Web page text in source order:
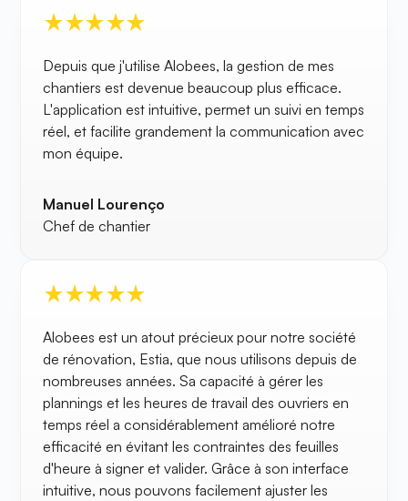
Depuis que j'utilise Alobees, la gestion de mes
chantiers est devenue beaucoup plus efficace.
L'application est intuitive, permet un suivi en temps
réel, et facilite grandement la communication avec
mon équipe.
Manuel Lourenço
Chef de chantier
Alobees est un atout précieux pour notre société
de rénovation, Estia, que nous utilisons depuis de
nombreuses années. Sa capacité à gérer les
plannings et les heures de travail des ouvriers en
temps réel a considérablement amélioré notre
efficacité en évitant les contraintes des feuilles
d'heure à signer et valider. Grâce à son interface
intuitive, nous pouvons facilement ajuster les